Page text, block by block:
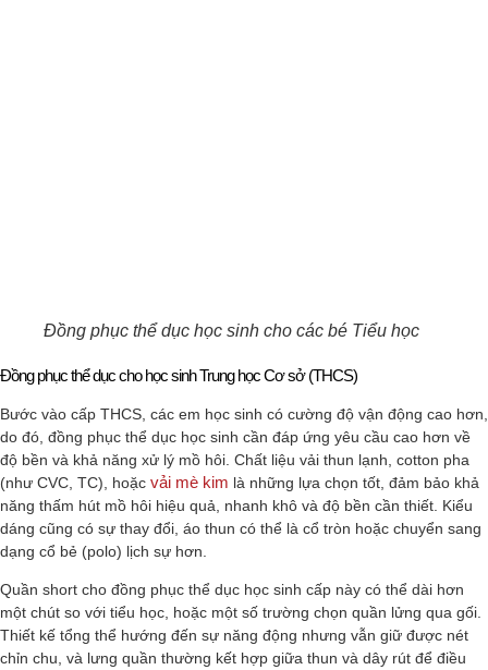
Đồng phục thể dục học sinh cho các bé Tiểu học
Đồng phục thể dục cho học sinh Trung học Cơ sở (THCS)
Bước vào cấp THCS, các em học sinh có cường độ vận động cao hơn,
do đó, đồng phục thể dục học sinh cần đáp ứng yêu cầu cao hơn về
độ bền và khả năng xử lý mồ hôi. Chất liệu vải thun lạnh, cotton pha
(như CVC, TC), hoặc vải mè kim là những lựa chọn tốt, đảm bảo khả
năng thấm hút mồ hôi hiệu quả, nhanh khô và độ bền cần thiết. Kiểu
dáng cũng có sự thay đổi, áo thun có thể là cổ tròn hoặc chuyển sang
dạng cổ bẻ (polo) lịch sự hơn.
Quần short cho đồng phục thể dục học sinh cấp này có thể dài hơn
một chút so với tiểu học, hoặc một số trường chọn quần lửng qua gối.
Thiết kế tổng thể hướng đến sự năng động nhưng vẫn giữ được nét
chỉn chu, và lưng quần thường kết hợp giữa thun và dây rút để điều